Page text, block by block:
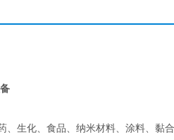
、生化、食品、纳米材料、涂料、黏